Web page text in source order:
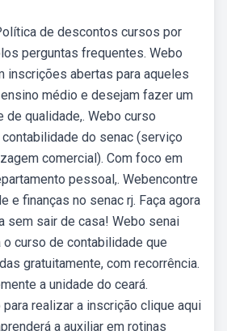
de descontos cursos por
perguntas frequentes. Webo
inscrições abertas para aqueles
médio e desejam fazer um
de qualidade,. Webo curso
do senac (serviço
comercial). Com foco em
pessoal,. Webencontre
e finanças no senac rj. Faça agora
sem sair de casa! Webo senai
o curso de contabilidade que
gratuitamente, com recorrência.
a unidade do ceará.
realizar a inscrição clique aqui
a auxiliar em rotinas